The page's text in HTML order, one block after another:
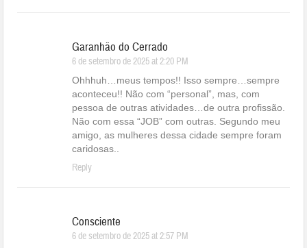
Garanhäo do Cerrado
6 de setembro de 2025 at 2:20 PM
Ohhhuh…meus tempos!! Isso sempre…sempre
aconteceu!! Não com “personal”, mas, com
pessoa de outras atividades…de outra profissão.
Não com essa “JOB” com outras. Segundo meu
amigo, as mulheres dessa cidade sempre foram
caridosas..
Reply
Consciente
6 de setembro de 2025 at 2:57 PM